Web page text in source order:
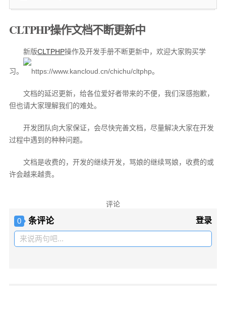
CLTPHP操作文档不断更新中
新版CLTPHP操作及开发手册不断更新中，欢迎大家购买学
习。 https://www.kancloud.cn/chichu/cltphp。
文档的延迟更新，给各位爱好者带来的不便，我们深感抱歉，
但也请大家理解我们的难处。
开发团队向大家保证，会尽快完善文档，尽量解决大家在开发
过程中遇到的种种问题。
文档是收费的，开发的继续开发，骂娘的继续骂娘，收费的或
许会越来越贵。
评论
0 条评论 登录
来说两句吧...